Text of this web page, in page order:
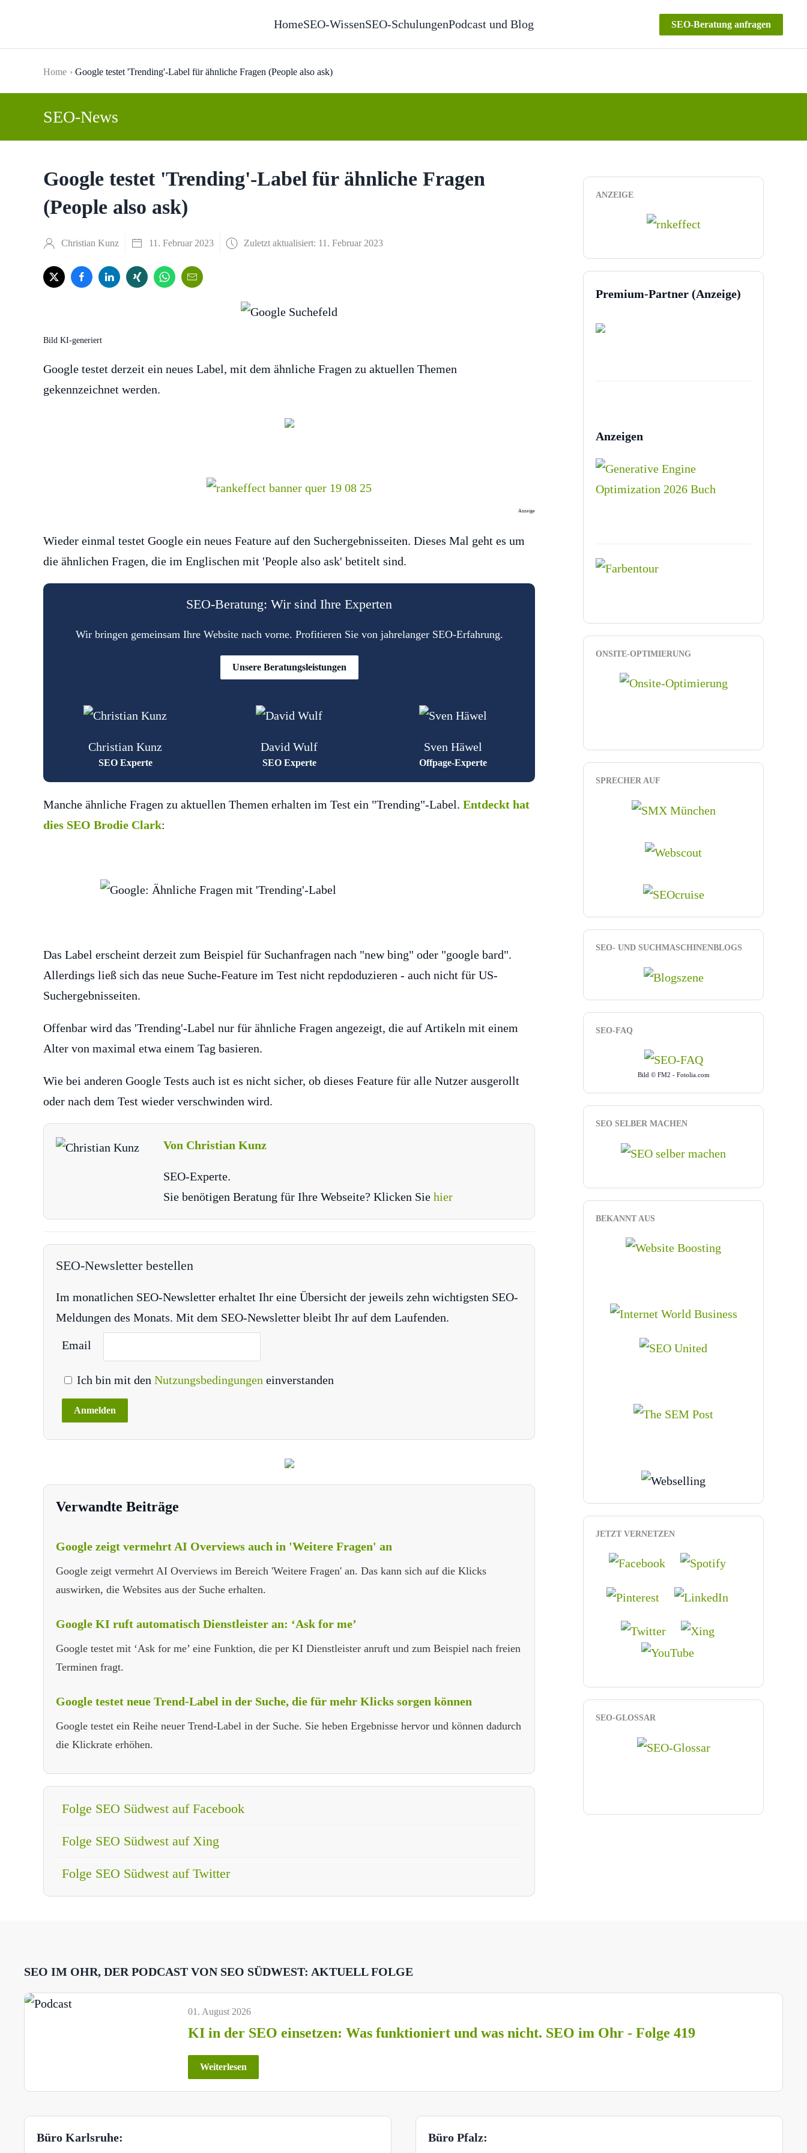
HomeSEO-WissenSEO-SchulungenPodcast und Blog SEO-Beratung anfragen
Home Google testet 'Trending'-Label für ähnliche Fragen (People also ask)
SEO-News
Google testet 'Trending'-Label für ähnliche Fragen
(People also ask)
Christian Kunz 11. Februar 2023 Zuletzt aktualisiert: 11. Februar 2023
Bild KI-generiert
Google testet derzeit ein neues Label, mit dem ähnliche Fragen zu aktuellen Themen
gekennzeichnet werden.
Anzeige
Wieder einmal testet Google ein neues Feature auf den Suchergebnisseiten. Dieses Mal geht es um
die ähnlichen Fragen, die im Englischen mit 'People also ask' betitelt sind.
SEO-Beratung: Wir sind Ihre Experten
Wir bringen gemeinsam Ihre Website nach vorne. Profitieren Sie von jahrelanger SEO-Erfahrung.
Unsere Beratungsleistungen
Christian Kunz
SEO Experte
David Wulf
SEO Experte
Sven Häwel
Offpage-Experte
Manche ähnliche Fragen zu aktuellen Themen erhalten im Test ein "Trending"-Label. Entdeckt hat
dies SEO Brodie Clark:
Das Label erscheint derzeit zum Beispiel für Suchanfragen nach "new bing" oder "google bard".
Allerdings ließ sich das neue Suche-Feature im Test nicht repdoduzieren - auch nicht für US-
Suchergebnisseiten.
Offenbar wird das 'Trending'-Label nur für ähnliche Fragen angezeigt, die auf Artikeln mit einem
Alter von maximal etwa einem Tag basieren.
Wie bei anderen Google Tests auch ist es nicht sicher, ob dieses Feature für alle Nutzer ausgerollt
oder nach dem Test wieder verschwinden wird.
Von Christian Kunz
SEO-Experte.
Sie benötigen Beratung für Ihre Webseite? Klicken Sie hier
SEO-Newsletter bestellen
Im monatlichen SEO-Newsletter erhaltet Ihr eine Übersicht der jeweils zehn wichtigsten SEO-
Meldungen des Monats. Mit dem SEO-Newsletter bleibt Ihr auf dem Laufenden.
Email
Ich bin mit den Nutzungsbedingungen einverstanden
Verwandte Beiträge
Google zeigt vermehrt AI Overviews auch in 'Weitere Fragen' an
Google zeigt vermehrt AI Overviews im Bereich 'Weitere Fragen' an. Das kann sich auf die Klicks
auswirken, die Websites aus der Suche erhalten.
Google KI ruft automatisch Dienstleister an: ‘Ask for me’
Google testet mit ‘Ask for me’ eine Funktion, die per KI Dienstleister anruft und zum Beispiel nach freien
Terminen fragt.
Google testet neue Trend-Label in der Suche, die für mehr Klicks sorgen können
Google testet ein Reihe neuer Trend-Label in der Suche. Sie heben Ergebnisse hervor und können dadurch
die Klickrate erhöhen.
Folge SEO Südwest auf Facebook
Folge SEO Südwest auf Xing
Folge SEO Südwest auf Twitter
ANZEIGE
Premium-Partner (Anzeige)
Anzeigen
ONSITE-OPTIMIERUNG
SPRECHER AUF
SEO- UND SUCHMASCHINENBLOGS
SEO-FAQ
Bild © FM2 - Fotolia.com
SEO SELBER MACHEN
BEKANNT AUS
JETZT VERNETZEN
SEO-GLOSSAR
SEO IM OHR, DER PODCAST VON SEO SÜDWEST: AKTUELL FOLGE
01. August 2026
KI in der SEO einsetzen: Was funktioniert und was nicht. SEO im Ohr - Folge 419
Weiterlesen
Büro Karlsruhe: Büro Pfalz: